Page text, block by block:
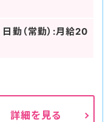
日勤（常勤）:月給20
詳細を見る